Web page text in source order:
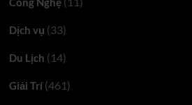
Dịch vụ (33)
Du Lịch (14)
Giải Trí(461)